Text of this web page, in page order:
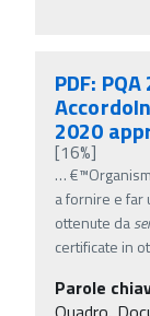
PDF:
2020
[16%]
…
a fornire e far
ottenute da
certificate in
Parole